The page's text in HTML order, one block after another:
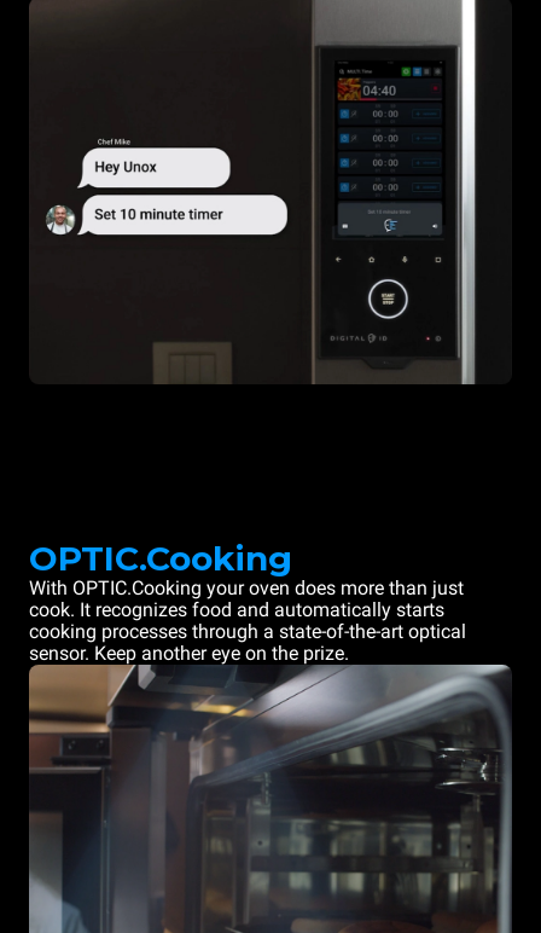
OPTIC.Cooking
With OPTIC.Cooking your oven does more than just
cook. It recognizes food and automatically starts
cooking processes through a state-of-the-art optical
sensor. Keep another eye on the prize.